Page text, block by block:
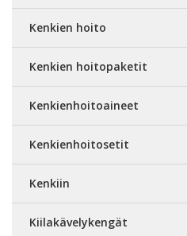
Kenkien hoito
Kenkien hoitopaketit
Kenkienhoitoaineet
Kenkienhoitosetit
Kenkiin
Kiilakävelykengät